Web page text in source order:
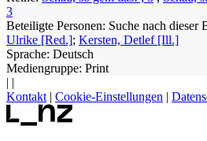
3
Beteiligte Personen: Suche nach dieser
Ulrike [Red.]; Kersten, Detlef [Ill.]
Sprache: Deutsch
Mediengruppe: Print
| |
Kontakt | Cookie-Einstellungen |